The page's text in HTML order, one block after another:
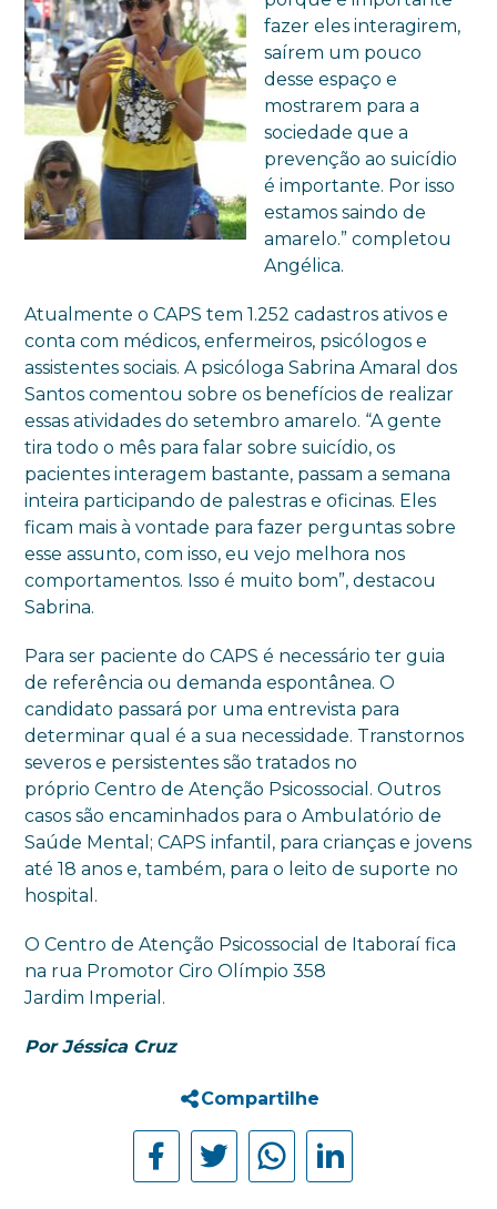
fazer eles interagirem,
saírem um pouco
desse espaço e
mostrarem para a
sociedade que a
prevenção ao suicídio
é importante. Por isso
estamos saindo de
amarelo.” completou
Angélica.
Atualmente o CAPS tem1.252 cadastros ativos e
conta com médicos, enfermeiros, psicólogos e
assistentes sociais. A psicóloga Sabrina Amaral dos
Santos comentou sobre os benefícios de realizar
essas atividades do setembro amarelo. “A gente
tira todo o mês para falar sobre suicídio, os
pacientes interagem bastante, passam a semana
inteira participando de palestras e oficinas. Eles
ficam mais à vontade para fazer perguntas sobre
esse assunto, com isso, eu vejo melhora nos
comportamentos. Isso é muito bom”, destacou
Sabrina.
Para ser paciente do CAPS é necessário ter guia
de referência ou demanda espontânea. O
candidato passará por uma entrevista para
determinar qual é a sua necessidade. Transtornos
severos e persistentes são tratados no
próprioCentro de Atenção Psicossocial. Outros
casos são encaminhados para o Ambulatório de
Saúde Mental; CAPS infantil, para crianças e jovens
até 18 anos e, também, para o leito de suporte no
hospital.
OCentro de Atenção Psicossocial de Itaboraí fica
na rua Promotor Ciro Olímpio 358
Jardim Imperial.
Por Jéssica Cruz
Compartilhe